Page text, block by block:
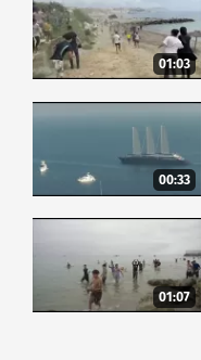
01:03
00:33
01:07